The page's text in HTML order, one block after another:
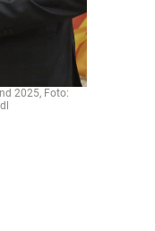
2025, Foto: